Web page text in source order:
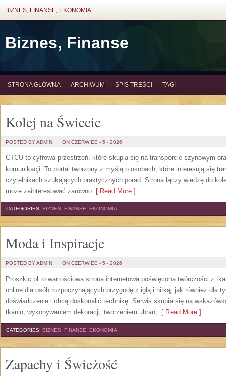
BIZNES, FINANSE, EKONOMIA
Biznes, Finanse
STRONA GŁÓWNA ARCHIWUM SPIS TREŚCI TAGI
Kolej na Świecie
POSTED BY ADMIN ON CZERWIEC - 5 - 2026
CTCU to cyfrowa przestrzeń, które skupia się na transporcie szynowym
komunikacji. To portal tworzony z myślą o osobach, które interesują się
czytelnikach szukających praktycznych porad. Strona łączy wiedzę do
może zainteresować zarówno [ Read More ]
CATEGORIES: BIZNES, FINANSE, EKONOMIA
Moda i Inspiracje
POSTED BY ADMIN ON CZERWIEC - 5 - 2026
Proszkic.pl to wartościowa strona internetowa poświęcona twórczości z
online dla osób rozpoczynających przygodę z igłą i nitką, jak również dla
doświadczenie i chcą doskonalić technikę. Serwis skupia się na
tkanin, wykonywaniem dekoracji, tworzeniem ubrań, [ Read More ]
CATEGORIES: BIZNES, FINANSE, EKONOMIA
Zapachy i Świeżość